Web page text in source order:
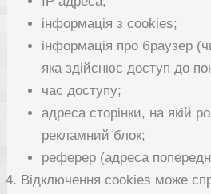
інформація з cookies;
інформація про браузер
яка здійснює доступ до
час доступу;
адреса сторінки, на якій
рекламний блок;
реферер (адреса
Відключення cookies може